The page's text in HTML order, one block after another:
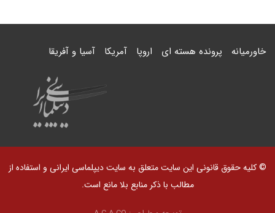
خاورمیانه پرونده هسته ای اروپا آمریکا آسیا و آفریقا
© کلیه حقوق قانونی این سایت متعلق به سایت دیپلماسی ایرانی و استفاده از
مطالب با ذکر منابع بلا مانع است.